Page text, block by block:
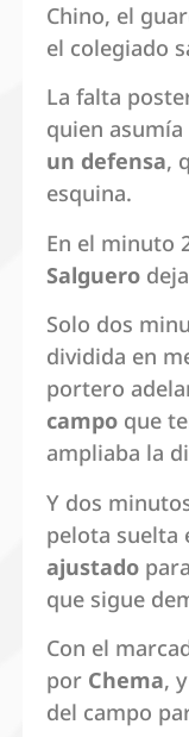
Chino, el
el colegiado
La falta
quien
un defensa,
esquina.
En el minuto
Salguero
Solo dos
dividida en
portero
campo que
ampliaba la
Y dos
pelota suelta
ajustado
que sigue
Con el
por Chema,
del campo